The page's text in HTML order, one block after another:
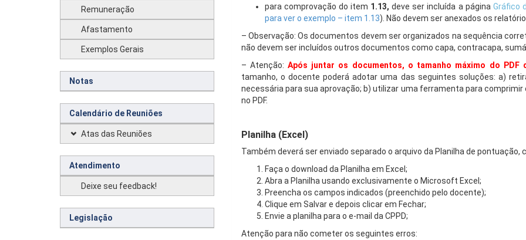
Remuneração
Afastamento
Exemplos Gerais
Notas
Calendário de Reuniões
Atas das Reuniões
Atendimento
Deixe seu feedback!
Legislação
para comprovação do item 1.13,deve ser incluída a página Gráfico
para ver o exemplo – item 1.13). Não devem ser anexados os
– Observação: Os documentos devem ser organizados na sequência
não devem ser incluídos outros documentos como capa, contracapa,
– Atenção: Após juntar os documentos, o tamanho máximo do PDF
tamanho, o docente poderá adotar uma das seguintes soluções: a)
necessária para sua aprovação; b) utilizar uma ferramenta para comprimir
no PDF.
Planilha (Excel)
Também deverá ser enviado separado o arquivo da Planilha de pontuação,
Faça o download da Planilha em Excel;
Abra a Planilha usando exclusivamente o Microsoft Excel;
Preencha os campos indicados (preenchido pelo docente);
Clique em Salvar e depois clicar em Fechar;
Envie a planilha para o e-mail da CPPD;
Atenção para não cometer os seguintes erros: